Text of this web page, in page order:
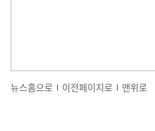
뉴스홈으로 이전페이지로 맨위로